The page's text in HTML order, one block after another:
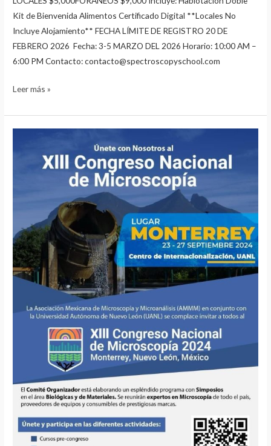
Kit de Bienvenida Alimentos Certificado Digital **Locales No
Incluye Alojamiento** FECHA LÍMITE DE REGISTRO 20 DE
FEBRERO 2026 Fecha: 3-5 MARZO DEL 2026 Horario: 10:00 AM –
6:00 PM Contacto: contacto@spectroscopyschool.com
Leer más »
Nacional
Microscopía